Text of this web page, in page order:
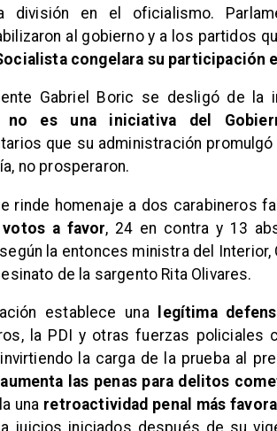
división en el oficialismo.
al gobierno y a los partidos
congelara su participación
Gabriel Boric se desligó de la
no es una iniciativa del
que su administración
no prosperaron.
rinde homenaje a dos carabineros
votos a favor, 24 en contra y 13
según la entonces ministra del Interior,
de la sargento Rita Olivares.
establece una legítima
la PDI y otras fuerzas policiales
la carga de la prueba al
aumenta las penas para delitos
una retroactividad penal más